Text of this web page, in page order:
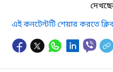
এই কনটেন্টটি শেয়ার করতে